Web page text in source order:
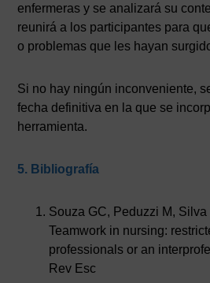
enfermeras y se analizará su
reunirá a los participantes para
o problemas que les hayan
Si no hay ningún inconveniente,
fecha definitiva en la que se
herramienta.
5. Bibliografía
Souza GC, Peduzzi M,
Teamwork in nursing:
professionals or an
Rev Esc